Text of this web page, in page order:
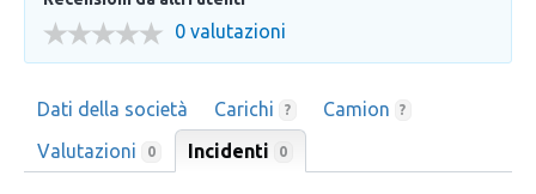
0 valutazioni
Dati della società Carichi ? Camion ?
Valutazioni 0 Incidenti 0